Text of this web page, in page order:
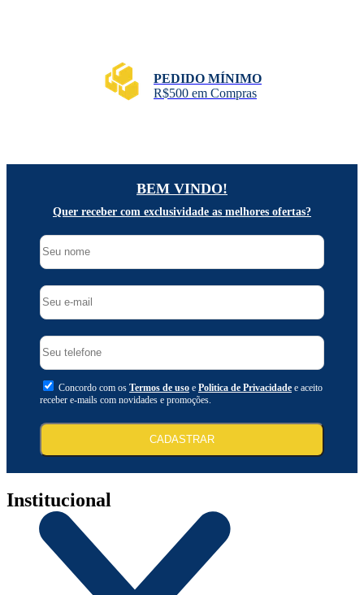
PEDIDO MÍNIMO
R$500 em Compras
BEM VINDO!
Quer receber com exclusividade as melhores ofertas?
Concordo com os Termos de uso e Politica de Privacidade e aceito
receber e-mails com novidades e promoções.
CADASTRAR
Institucional